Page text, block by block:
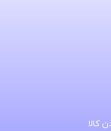
کالا